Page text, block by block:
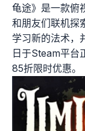
龟途》是一款俯
和朋友们联机探
学习新的法术，
日于Steam平台
85折限时优惠。